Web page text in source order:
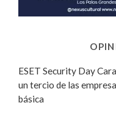
ESET Security Day
un tercio de las
básica